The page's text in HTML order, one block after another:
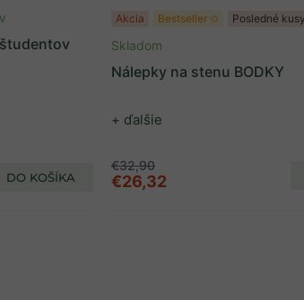
DO KOŠÍKA
Akcia Bestseller ✩ Posledné
Nálepky na stenu BODKY
+ ďalšie
Skladom
€32,90
€26,32